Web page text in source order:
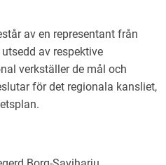
Inspelade föreläsningar
Kalhygge? Nej tack
av en representant från
av respektive
verkställer de mål och
för det regionala kansliet,